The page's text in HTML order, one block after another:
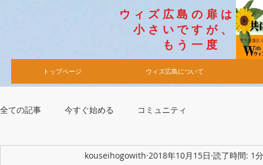
​ウィズ広島の扉は
小さいですが​、
​もう一度
トップページ ウィズ広島について
全ての記事 今すぐ始める コミュニティ
kouseihogowith 2018年10月15日 読了時間: 1分